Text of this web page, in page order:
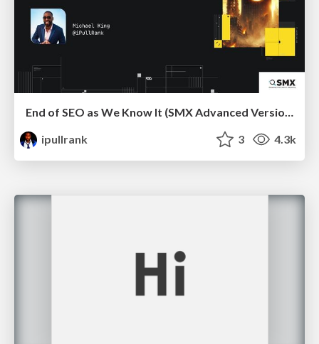
End of SEO as We Know It (SMX Advanced Version)
ipullrank
3 4.3k